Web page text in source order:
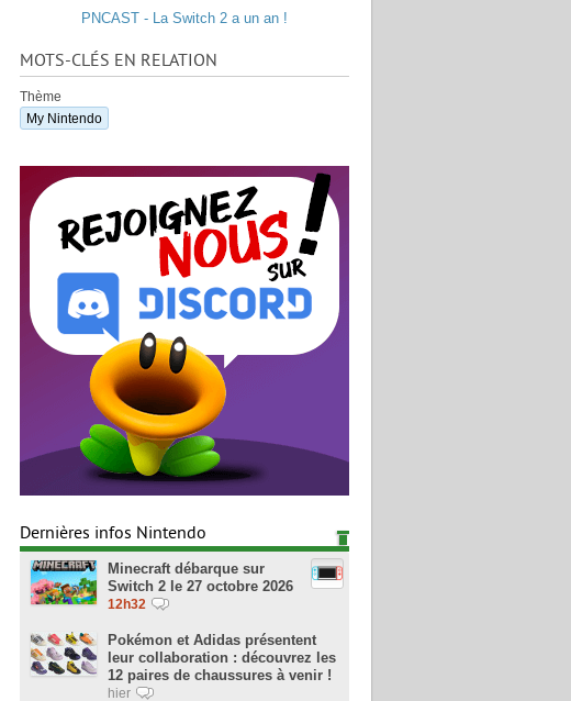
PNCAST - La Switch 2 a un an !
MOTS-CLÉS EN RELATION
Thème
My Nintendo
Dernières infos Nintendo
Minecraft débarque sur
Switch 2 le 27 octobre 2026
12h32
Pokémon et Adidas présentent
leur collaboration : découvrez les
12 paires de chaussures à venir !
hier